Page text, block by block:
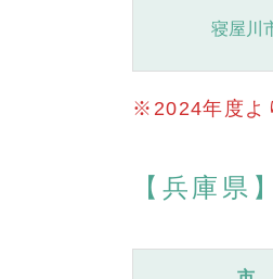
寝屋川
※2024年度よ
【兵庫県】